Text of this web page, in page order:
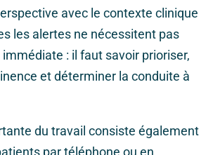
avec le contexte clinique
les alertes ne nécessitent pas
: il faut savoir prioriser,
et déterminer la conduite à
du travail consiste également
par téléphone ou en